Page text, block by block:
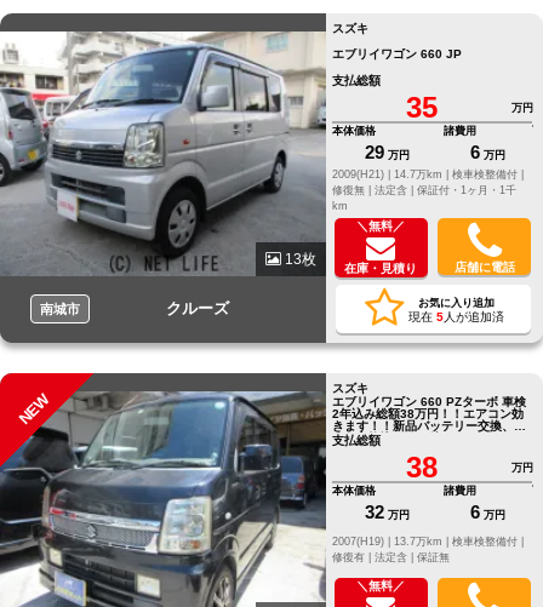
13枚
南城市 クルーズ
スズキ
エブリイワゴン 660 JP
支払総額
35
万円
本体価格
29 万円
諸費用
6 万円
2009(H21) |
14.7万km |
検車検整備付 |
修復無 | 法定含 | 保証付・1ヶ月・1千
km
＼無料／
在庫・見積り 店舗に電話
お気に入り追加
現在 5人が追加済
NEW
スズキ
エブリイワゴン 660 PZターボ 車検
2年込み総額38万円！！エアコン効
きます！！新品バッテリー交換、オ
イル交換込み！お待ちしてます！
支払総額
38
万円
本体価格
32 万円
諸費用
6 万円
修復有 | 法定含 | 保証無
＼無料／